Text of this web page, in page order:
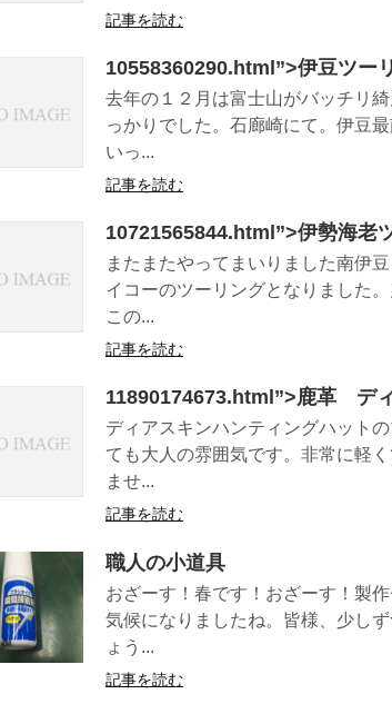
記事を読む
10558360290.html”>伊豆ツー
去年の１２月は富士山がバッチリ
っかりでした。石廊崎にて。伊豆
いっ...
記事を読む
10721565844.html”>伊勢海老
またまたやってまいりました南伊
イコーのツーリングとなりました
この...
記事を読む
11890174673.html”>鹿革 デ
ディアスキンハンティングハット
ても大人の雰囲気です。非常に軽
ませ...
記事を読む
職人の小道具
おざーす！春です！おざーす！製
気候になりましたね。皆様、少し
ょう...
記事を読む